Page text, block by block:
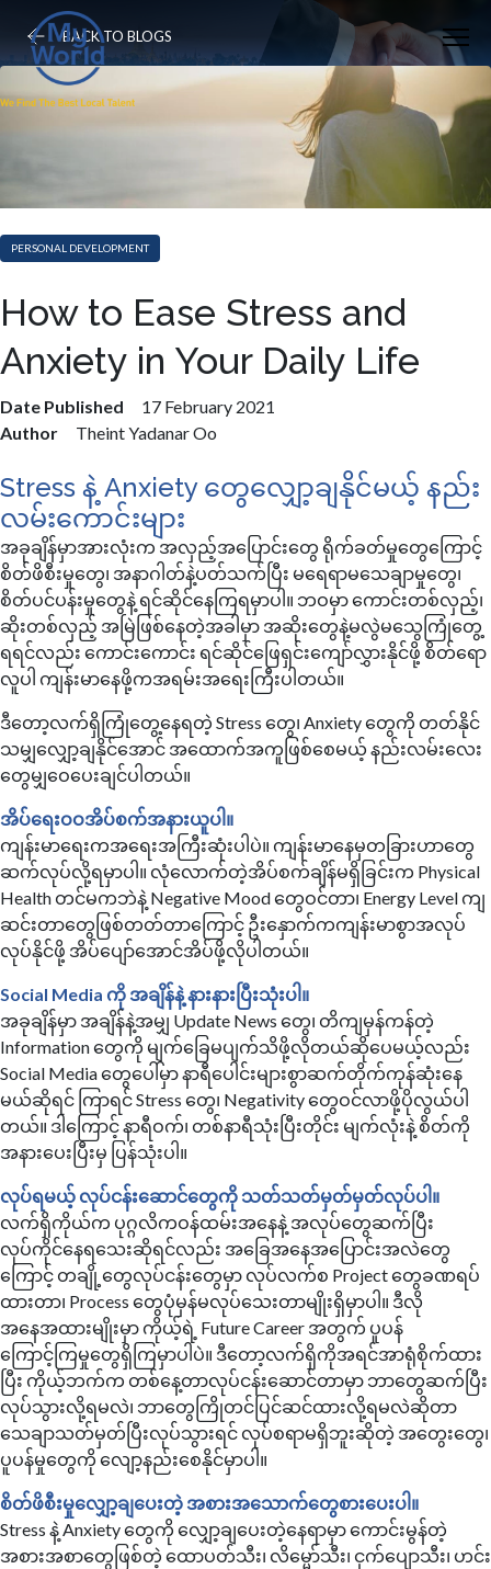
BACK TO BLOGS
PERSONAL DEVELOPMENT
​How to Ease Stress and
Anxiety in Your Daily Life
Date Published
17 February 2021
Author
Theint Yadanar Oo
Stress နဲ့ Anxiety တွေလျှော့ချနိုင်မယ့် နည်း
လမ်းကောင်းများ
အခုချိန်မှာအားလုံးက အလှည့်အပြောင်းတွေ ရိုက်ခတ်မှုတွေကြောင့်
စိတ်ဖိစီးမှုတွေ၊ အနာဂါတ်နဲ့ပတ်သက်ပြီး မရေရာမသေချာမှုတွေ၊
စိတ်ပင်ပန်းမှုတွေနဲ့ ရင်ဆိုင်နေကြရမှာပါ။ ဘဝမှာ ကောင်းတစ်လှည့်၊
ဆိုးတစ်လှည့် အမြဲဖြစ်နေတဲ့အခါမှာ အဆိုးတွေနဲ့မလွဲမသွေကြုံတွေ့
ရရင်လည်း ကောင်းကောင်း ရင်ဆိုင်ဖြေရှင်းကျော်လွှားနိုင်ဖို့ စိတ်ရော
လူပါ ကျန်းမာနေဖို့ကအရမ်းအရေးကြီးပါတယ်။
ဒီတော့လက်ရှိကြုံတွေ့နေရတဲ့ Stress တွေ၊ Anxiety တွေကို တတ်နိုင်
သမျှလျှော့ချနိုင်အောင် အထောက်အကူဖြစ်စေမယ့် နည်းလမ်းလေး
တွေမျှဝေပေးချင်ပါတယ်။
အိပ်ရေးဝဝအိပ်စက်အနားယူပါ။
ကျန်းမာရေးကအရေးအကြီးဆုံးပါပဲ။ ကျန်းမာနေမှတခြားဟာတွေ
ဆက်လုပ်လို့ရမှာပါ။ လုံလောက်တဲ့အိပ်စက်ချိန်မရှိခြင်းက Physical
Health တင်မကဘဲနဲ့ Negative Mood တွေဝင်တာ၊ Energy Level ကျ
ဆင်းတာတွေဖြစ်တတ်တာကြောင့် ဦးနှောက်ကကျန်းမာစွာအလုပ်
လုပ်နိုင်ဖို့ အိပ်ပျော်အောင်အိပ်ဖို့လိုပါတယ်။
Social Media ကို အချိန်နဲ့ နားနားပြီးသုံးပါ။
အခုချိန်မှာ အချိန်နဲ့အမျှ Update News တွေ၊ တိကျမှန်ကန်တဲ့
Information တွေကို မျက်ခြေမပျက်သိဖို့လိုတယ်ဆိုပေမယ့်လည်း
Social Media တွေပေါ်မှာ နာရီပေါင်းများစွာဆက်တိုက်ကုန်ဆုံးနေ
မယ်ဆိုရင် ကြာရင် Stress တွေ၊ Negativity တွေဝင်လာဖို့ပိုလွယ်ပါ
တယ်။ ဒါကြောင့် နာရီဝက်၊ တစ်နာရီသုံးပြီးတိုင်း မျက်လုံးနဲ့ စိတ်ကို
အနားပေးပြီးမှ ပြန်သုံးပါ။
လုပ်ရမယ့် လုပ်ငန်းဆောင်တွေကို သတ်သတ်မှတ်မှတ်လုပ်ပါ။
လက်ရှိကိုယ်က ပုဂ္ဂလိကဝန်ထမ်းအနေနဲ့ အလုပ်တွေဆက်ပြီး
လုပ်ကိုင်နေရသေးဆိုရင်လည်း အခြေအနေအပြောင်းအလဲတွေ
ကြောင့် တချို့တွေလုပ်ငန်းတွေမှာ လုပ်လက်စ Project တွေခဏရပ်
ထားတာ၊ Process တွေပုံမှန်မလုပ်သေးတာမျိုးရှိမှာပါ။ ဒီလို
အနေအထားမျိုးမှာ ကိုယ့်ရဲ့ Future Career အတွက် ပူပန်
ကြောင့်ကြမှုတွေရှိကြမှာပါပဲ။ ဒီတော့လက်ရှိကိုအရင်အာရုံစိုက်ထား
ပြီး ကိုယ့်ဘက်က တစ်နေ့တာလုပ်ငန်းဆောင်တာမှာ ဘာတွေဆက်ပြီး
လုပ်သွားလို့ရမလဲ၊ ဘာတွေကြိုတင်ပြင်ဆင်ထားလို့ရမလဲဆိုတာ
သေချာသတ်မှတ်ပြီးလုပ်သွားရင် လုပ်စရာမရှိဘူးဆိုတဲ့ အတွေးတွေ၊
ပူပန်မှုတွေကို လျော့နည်းစေနိုင်မှာပါ။
စိတ်ဖိစီးမှုလျှော့ချပေးတဲ့ အစားအသောက်တွေစားပေးပါ။
Stress နဲ့ Anxiety တွေကို လျှော့ချပေးတဲ့နေရာမှာ ကောင်းမွန်တဲ့
အစားအစာတွေဖြစ်တဲ့ ထောပတ်သီး၊ လိမ္မော်သီး၊ ငှက်ပျောသီး၊ ဟင်း